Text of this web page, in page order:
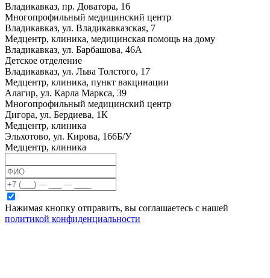
Владикавказ, пр. Доватора, 16
Многопрофильный медицинский центр
Владикавказ, ул. Владикавказская, 7
Медцентр, клиника, медицинская помощь на дому
Владикавказ, ул. Барбашова, 46А
Детское отделение
Владикавказ, ул. Льва Толстого, 17
Медцентр, клиника, пункт вакцинации
Алагир, ул. Карла Маркса, 39
Многопрофильный медицинский центр
Дигора, ул. Бердиева, 1К
Медцентр, клиника
Эльхотово, ул. Кирова, 166Б/У
Медцентр, клиника
Нажимая кнопку отправить, вы соглашаетесь с нашей
политикой конфиденциальности